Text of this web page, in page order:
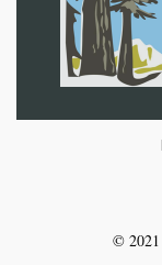
© 2021